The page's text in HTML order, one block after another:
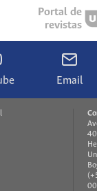
Portal de
revistas
Email